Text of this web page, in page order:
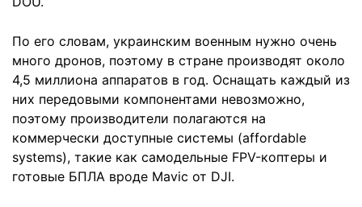
По его словам, украинским военным нужно очень
много дронов, поэтому в стране производят около
4,5 миллиона аппаратов в год. Оснащать каждый из
них передовыми компонентами невозможно,
поэтому производители полагаются на
коммерчески доступные системы (affordable
systems), такие как самодельные FPV-коптеры и
готовые БПЛА вроде Mavic от DJI.